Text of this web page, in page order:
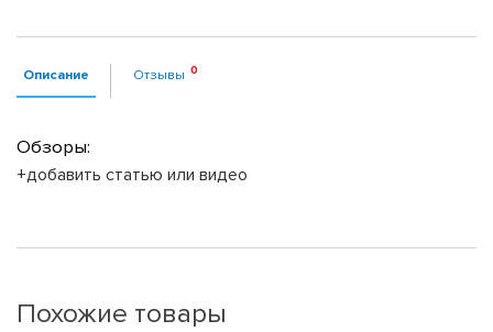
Описание Отзывы
Обзоры:
+добавить статью или видео
Похожие товары